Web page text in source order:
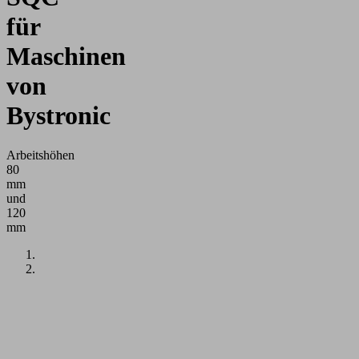
für
Maschinen
von
Bystronic
Arbeitshöhen
80
mm
und
120
mm